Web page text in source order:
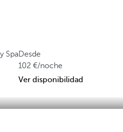
SpaDesde
102
/noche
Ver disponibilidad